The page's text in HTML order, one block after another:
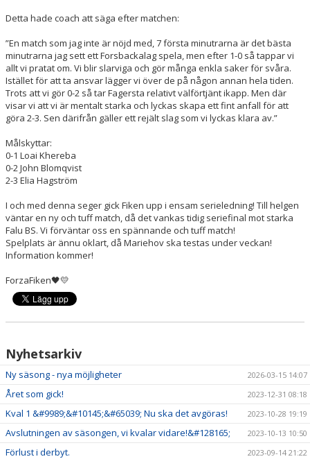
Detta hade coach att säga efter matchen:
”En match som jag inte är nöjd med, 7 första minutrarna är det bästa
minutrarna jag sett ett Forsbackalag spela, men efter 1-0 så tappar vi
allt vi pratat om. Vi blir slarviga och gör många enkla saker för svåra.
Istället för att ta ansvar lägger vi över de på någon annan hela tiden.
Trots att vi gör 0-2 så tar Fagersta relativt välförtjänt ikapp. Men där
visar vi att vi är mentalt starka och lyckas skapa ett fint anfall för att
göra 2-3. Sen därifrån gäller ett rejält slag som vi lyckas klara av.”
Målskyttar:
0-1 Loai Khereba
0-2 John Blomqvist
2-3 Elia Hagström
I och med denna seger gick Fiken upp i ensam serieledning! Till helgen
väntar en ny och tuff match, då det vankas tidig seriefinal mot starka
Falu BS. Vi förväntar oss en spännande och tuff match!
Spelplats är ännu oklart, då Mariehov ska testas under veckan!
Information kommer!
ForzaFiken🖤💛
Nyhetsarkiv
Ny säsong - nya möjligheter 2026-03-15 14:07
Året som gick! 2023-12-31 08:18
Kval 1 &#9989;&#10145;&#65039; Nu ska det avgöras! 2023-10-28 19:19
Avslutningen av säsongen, vi kvalar vidare!&#128165; 2023-10-13 10:50
Förlust i derbyt. 2023-09-14 21:22